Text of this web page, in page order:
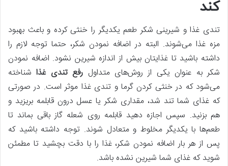
کند
تندی غذا و شیرینی شکر طعم یکدیگر را خنثی کرده و باعث بهبود
مزه غذا می‌شوند. البته در اضافه نمودن شکر، حتما توجه لازم را
داشته باشید تا غذایتان بیش از اندازه شیرین نشود. اضافه نمودن
شکر به عنوان یکی از روش‌های متداول رفع تندی غذاشناخته
می‌شود که در خنثی کردن گرما و تندی غذا موثر است. در صورتی
که غذای شما تند شد، مقداری شکر یا عسل درون قابلمه بریزید و
هم بزنید. سپس اجازه دهید قابلمه روی شعله گاز باقی بماند تا
طعم‌ها با یکدیگر مخلوط و متعادل شوند. توجه داشته باشید که
پس از هر بار اضافه نمودن شکر، غذا را با دقت بچشید تا مطمئن
شوید که غذای شما شیرین نشده باشد.